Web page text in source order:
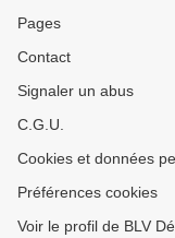
Pages
Contact
Signaler un abus
C.G.U.
Cookies et données
Préférences cookies
Voir le profil de BLV